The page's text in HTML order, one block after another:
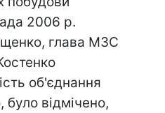
2006 р.
глава МЗС
об'єднання
відмічено,